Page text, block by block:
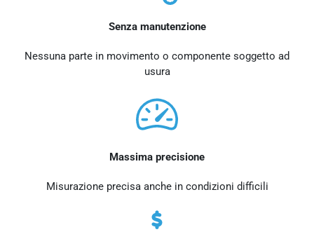
Senza manutenzione
Nessuna parte in movimento o componente soggetto ad
usura
Massima precisione
Misurazione precisa anche in condizioni difficili